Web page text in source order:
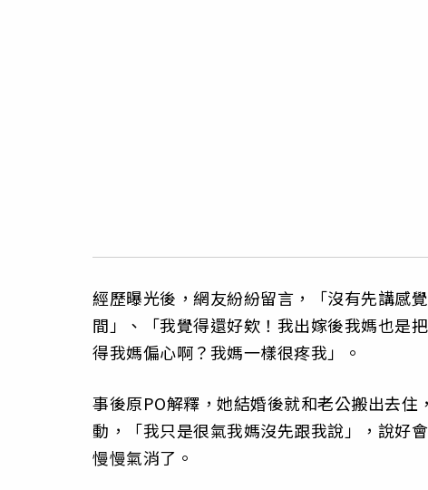
經歷曝光後，網友紛紛留言，「沒有先講感
間」、「我覺得還好欸！我出嫁後我媽也是
得我媽偏心啊？我媽一樣很疼我」。
事後原PO解釋，她結婚後就和老公搬出去
動，「我只是很氣我媽沒先跟我說」，說好
慢慢氣消了。